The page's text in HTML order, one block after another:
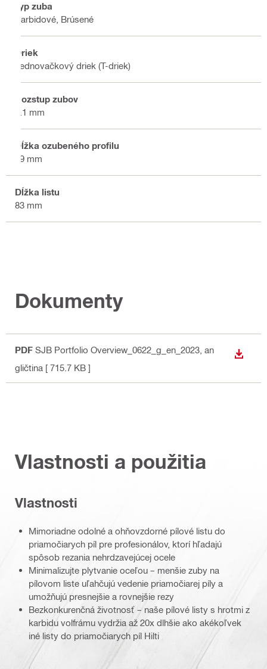
Typ zuba
Karbidové, Brúsené
Driek
Jednovačkový driek (T-driek)
Rozstup zubov
1.1 mm
Dĺžka ozubeného profilu
59 mm
Dĺžka listu
83 mm
Dokumenty
PDF SJB Portfolio Overview_0622_g_en_2023 , an
gličtina [ 715.7 KB ]
Vlastnosti a použitia
Vlastnosti
Mimoriadne odolné a ohňovzdorné pílové listu do
priamočiarych píl pre profesionálov, ktorí hľadajú
spôsob rezania nehrdzavejúcej ocele
Minimalizujte plytvanie oceľou – menšie zuby na
pílovom liste uľahčujú vedenie priamočiarej píly a
umožňujú presnejšie a rovnejšie rezy
Bezkonkurenčná životnosť – naše pílové listy s hrotmi z
karbidu volfrámu vydržia až 20x dlhšie ako akékoľvek
iné listy do priamočiarych píl Hilti